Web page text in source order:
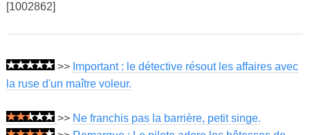
[1002862]
>> Important : le détective résout les affaires avec
la ruse d'un maître voleur.
>> Ne franchis pas la barrière, petit singe.